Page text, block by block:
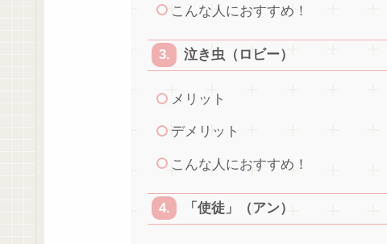
こんな人におすすめ！
泣き虫（ロビー）
メリット
デメリット
こんな人におすすめ！
「使徒」（アン）